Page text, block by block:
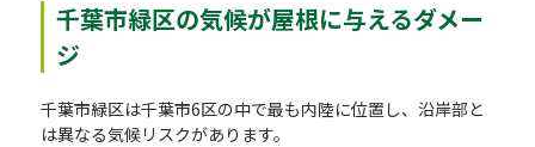
千葉市緑区の気候が屋根に与えるダメー
ジ
千葉市緑区は千葉市6区の中で最も内陸に位置し、沿岸部と
は異なる気候リスクがあります。